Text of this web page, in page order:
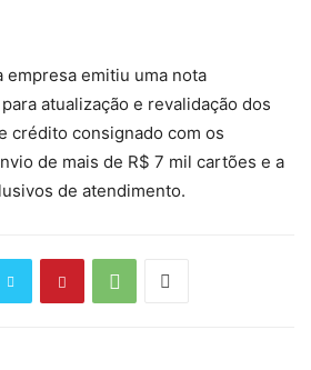
empresa emitiu uma nota
atualização e revalidação dos
crédito consignado com os
de mais de R$ 7 mil cartões e a
de atendimento.